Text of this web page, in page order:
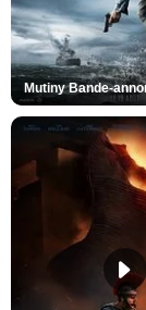
Mutiny Bande-